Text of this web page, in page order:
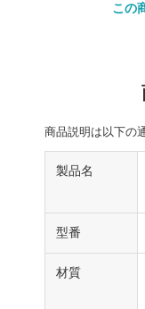
この
商品説明は以下の
製品名
型番
材質